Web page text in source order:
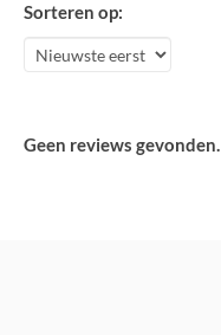
Sorteren op:
Geen reviews gevonden.